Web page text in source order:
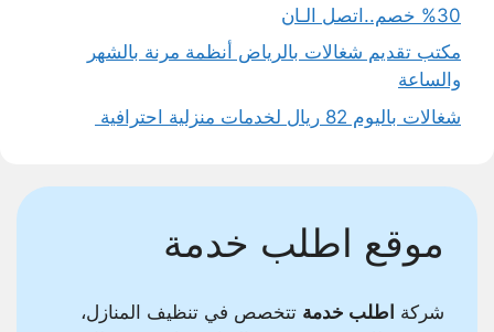
30% خصم..اتصل الـان
مكتب تقديم شغالات بالرياض أنظمة مرنة بالشهر
والساعة
شغالات باليوم 82 ريال لخدمات منزلية احترافية
موقع اطلب خدمة
شركة اطلب خدمة تتخصص في تنظيف المنازل،